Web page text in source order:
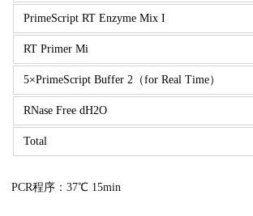
PrimeScript RT Enzyme Mix I
RT Primer Mi
5×PrimeScript Buffer 2（for Real Time）
RNase Free dH2O
Total
PCR程序：37℃ 15min